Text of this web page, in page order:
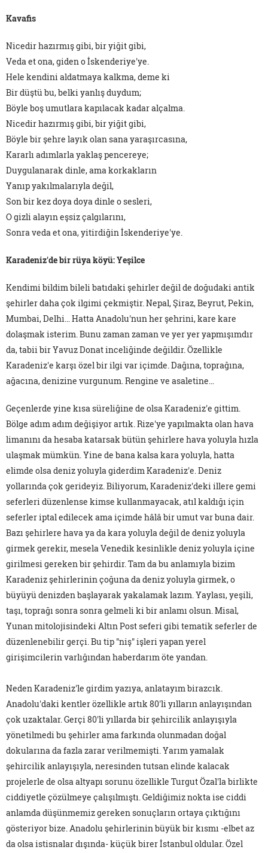
Kavafis
Nicedir hazırmış gibi, bir yiğit gibi,
Veda et ona, giden o İskenderiye'ye.
Hele kendini aldatmaya kalkma, deme ki
Bir düştü bu, belki yanlış duydum;
Böyle boş umutlara kapılacak kadar alçalma.
Nicedir hazırmış gibi, bir yiğit gibi,
Böyle bir şehre layık olan sana yaraşırcasına,
Kararlı adımlarla yaklaş pencereye;
Duygulanarak dinle, ama korkakların
Yanıp yakılmalarıyla değil,
Son bir kez doya doya dinle o sesleri,
O gizli alayın eşsiz çalgılarını,
Sonra veda et ona, yitirdiğin İskenderiye'ye.
Karadeniz'de bir rüya köyü: Yeşilce
Kendimi bildim bileli batıdaki şehirler değil de doğudaki antik
şehirler daha çok ilgimi çekmiştir. Nepal, Şiraz, Beyrut, Pekin,
Mumbai, Delhi… Hatta Anadolu'nun her şehrini, kare kare
dolaşmak isterim. Bunu zaman zaman ve yer yer yapmışımdır
da, tabii bir Yavuz Donat inceliğinde değildir. Özellikle
Karadeniz'e karşı özel bir ilgi var içimde. Dağına, toprağına,
ağacına, denizine vurgunum. Rengine ve asaletine…
Geçenlerde yine kısa süreliğine de olsa Karadeniz'e gittim.
Bölge adım adım değişiyor artık. Rize'ye yapılmakta olan hava
limanını da hesaba katarsak bütün şehirlere hava yoluyla hızla
ulaşmak mümkün. Yine de bana kalsa kara yoluyla, hatta
elimde olsa deniz yoluyla giderdim Karadeniz'e. Deniz
yollarında çok gerideyiz. Biliyorum, Karadeniz'deki illere gemi
seferleri düzenlense kimse kullanmayacak, atıl kaldığı için
seferler iptal edilecek ama içimde hâlâ bir umut var buna dair.
Bazı şehirlere hava ya da kara yoluyla değil de deniz yoluyla
girmek gerekir, mesela Venedik kesinlikle deniz yoluyla içine
girilmesi gereken bir şehirdir. Tam da bu anlamıyla bizim
Karadeniz şehirlerinin çoğuna da deniz yoluyla girmek, o
büyüyü denizden başlayarak yakalamak lazım. Yaylası, yeşili,
taşı, toprağı sonra sonra gelmeli ki bir anlamı olsun. Misal,
Yunan mitolojisindeki Altın Post seferi gibi tematik seferler de
düzenlenebilir gerçi. Bu tip "niş" işleri yapan yerel
girişimcilerin varlığından haberdarım öte yandan.
Neden Karadeniz'le girdim yazıya, anlatayım birazcık.
Anadolu'daki kentler özellikle artık 80'li yılların anlayışından
çok uzaktalar. Gerçi 80'li yıllarda bir şehircilik anlayışıyla
yönetilmedi bu şehirler ama farkında olunmadan doğal
dokularına da fazla zarar verilmemişti. Yarım yamalak
şehircilik anlayışıyla, neresinden tutsan elinde kalacak
projelerle de olsa altyapı sorunu özellikle Turgut Özal'la birlikte
ciddiyetle çözülmeye çalışılmıştı. Geldiğimiz nokta ise ciddi
anlamda düşünmemiz gereken sonuçların ortaya çıktığını
gösteriyor bize. Anadolu şehirlerinin büyük bir kısmı -elbet az
da olsa istisnalar dışında- küçük birer İstanbul oldular. Özel